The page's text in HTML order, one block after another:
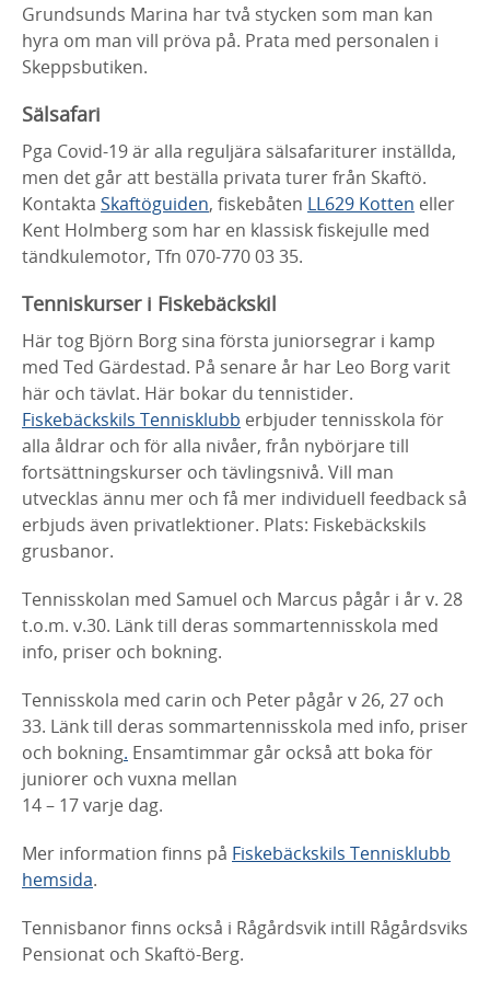
Grundsunds Marina har två stycken som man kan
hyra om man vill pröva på. Prata med personalen i
Skeppsbutiken.
Sälsafari
Pga Covid-19 är alla reguljära sälsafariturer inställda,
men det går att beställa privata turer från Skaftö.
Kontakta Skaftöguiden, fiskebåten LL629 Kotten eller
Kent Holmberg som har en klassisk fiskejulle med
tändkulemotor, Tfn 070-770 03 35.
Tenniskurser i Fiskebäckskil
Här tog Björn Borg sina första juniorsegrar i kamp
med Ted Gärdestad. På senare år har Leo Borg varit
här och tävlat. Här bokar du tennistider.
Fiskebäckskils Tennisklubb erbjuder tennisskola för
alla åldrar och för alla nivåer, från nybörjare till
fortsättningskurser och tävlingsnivå. Vill man
utvecklas ännu mer och få mer individuell feedback så
erbjuds även privatlektioner. Plats: Fiskebäckskils
grusbanor.
Tennisskolan med Samuel och Marcus pågår i år v. 28
t.o.m. v.30. Länk till deras sommartennisskola med
info, priser och bokning.
Tennisskola med carin och Peter pågår v 26, 27 och
33. Länk till deras sommartennisskola med info, priser
och bokning. Ensamtimmar går också att boka för
juniorer och vuxna mellan
14 – 17 varje dag.
Mer information finns på Fiskebäckskils Tennisklubb
hemsida.
Tennisbanor finns också i Rågårdsvik intill Rågårdsviks
Pensionat och Skaftö-Berg.